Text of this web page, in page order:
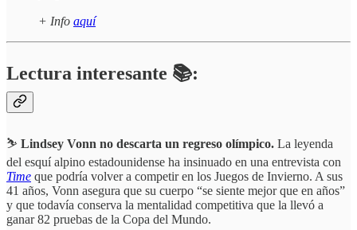
+ Info aquí
Lectura interesante 📚:
⛷️ Lindsey Vonn no descarta un regreso olímpico. La leyenda
del esquí alpino estadounidense ha insinuado en una entrevista con
Time que podría volver a competir en los Juegos de Invierno. A sus
41 años, Vonn asegura que su cuerpo “se siente mejor que en años”
y que todavía conserva la mentalidad competitiva que la llevó a
ganar 82 pruebas de la Copa del Mundo.